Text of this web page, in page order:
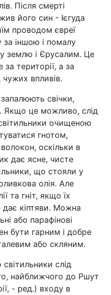
Вакансії
Після смерті
його син - Ієгуда
проводом євреї
іншою і помалу
землю і Єрусалим. Це
за території, а за
чужих впливів.
свічки,
Якщо це можливо, слід
очищеною
гнотом,
оскільки в
дає ясне, чисте
що стояли у
олія. Але
та гніт, якщо їх
дає кіптяви. Можна
або парафінові
бути гарним і добре
або скляним.
слід
найближчого до Ршут
- ред.) входу в